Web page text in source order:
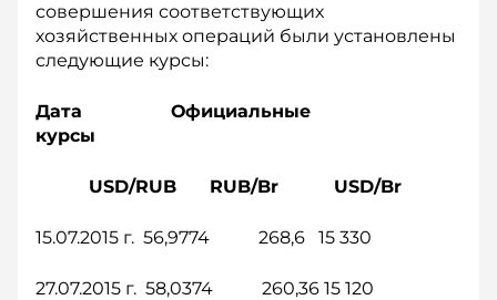
совершения соответствующих
хозяйственных операций были установлены
следующие курсы:
Дата Официальные
курсы
USD/RUB RUB/Br USD/Br
15.07.2015 г. 56,9774 268,6 15 330
27.07.2015 г. 58,0374 260,36 15 120